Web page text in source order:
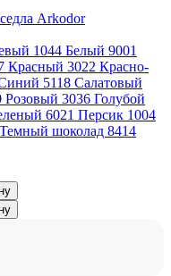
Arkodor
1044 Белый 9001
Красный 3022 Красно-
5118 Салатовый
Розовый 3036 Голубой
6021 Персик 1004
Темный шоколад 8414